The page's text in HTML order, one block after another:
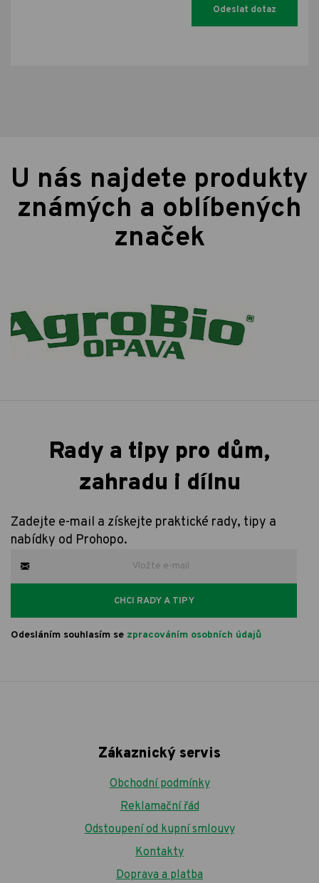
U nás najdete produkty
známých a oblíbených
značek
Rady a tipy pro dům,
zahradu i dílnu
Zadejte e-mail a získejte praktické rady, tipy a
nabídky od Prohopo.
CHCI RADY A TIPY
Odesláním souhlasím se zpracováním osobních údajů
Zákaznický servis
Obchodní podmínky
Reklamační řád
Odstoupení od kupní smlouvy
Kontakty
Doprava a platba